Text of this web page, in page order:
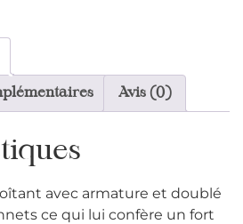
Avis (0)
avec armature et doublé
ce qui lui confère un fort